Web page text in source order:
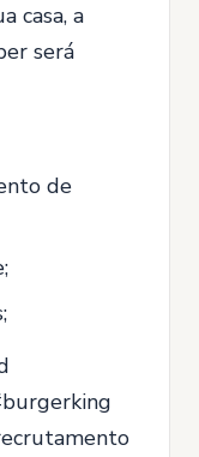
casa, a
será
de